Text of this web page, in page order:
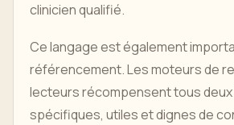
clinicien qualifié.
Ce langage est également
référencement. Les moteurs de
lecteurs récompensent tous
spécifiques, utiles et dignes de